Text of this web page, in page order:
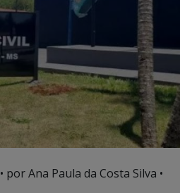
• por Ana Paula da Costa Silva •